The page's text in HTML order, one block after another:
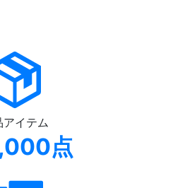
アイテム
点